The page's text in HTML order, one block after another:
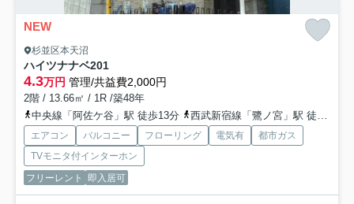
NEW
杉並区本天沼
ハイツナナベ201
4.3万円 管理/共益費2,000円
2階 / 13.66㎡ / 1R /築48年
中央線「阿佐ケ谷」駅 徒歩13分
西武新宿線「鷺ノ宮」駅 徒歩19分
エアコン バルコニー フローリング 電気有
都市ガス
TVモニタ付インターホン
フリーレント
即入居可